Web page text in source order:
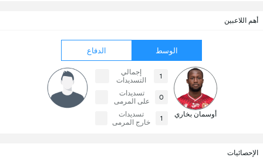
أهم اللاعبين
الوسط الدفاع
أوسمان بخاري
1
إجمالي
التسديدات
0
تسديدات
على المرمى
1
تسديدات
خارج المرمى
الإحصائيات